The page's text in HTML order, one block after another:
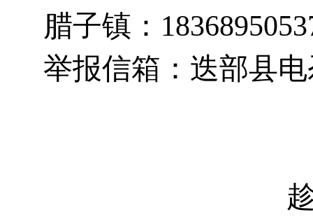
腊子镇：
举报信箱：迭部县